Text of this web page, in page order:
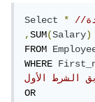
Select *
,SUM(Salary)
FROM
WHERE
الشرط الأول